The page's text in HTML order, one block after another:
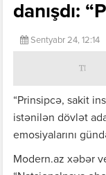
danışdı:
Sentyabr 24, 12:14
“Prinsipcə, sakit
istənilən dövlət
emosiyalarını
Modern.az xəbər